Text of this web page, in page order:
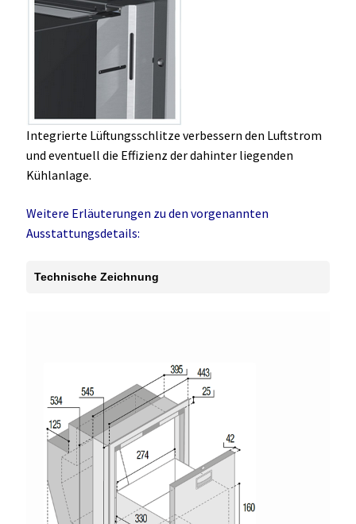
Integrierte Lüftungsschlitze verbessern den Luftstrom
und eventuell die Effizienz der dahinter liegenden
Kühlanlage.
Weitere Erläuterungen zu den vorgenannten
Ausstattungsdetails:
Technische Zeichnung